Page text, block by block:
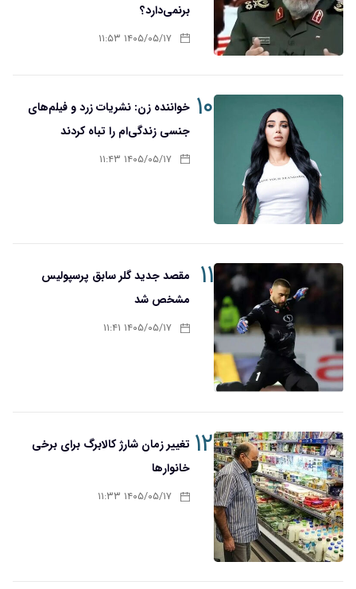
برنمی‌دارد؟
۱۴۰۵/۰۵/۱۷ ۱۱:۵۳
۱۰ خواننده زن: نشریات زرد و فیلم‌های
جنسی زندگی‌ام را تباه کردند
۱۴۰۵/۰۵/۱۷ ۱۱:۴۳
۱۱
مقصد جدید گلر سابق پرسپولیس
مشخص شد
۱۴۰۵/۰۵/۱۷ ۱۱:۴۱
۱۲ تغییر زمان شارژ کالابرگ برای برخی
خانوارها
۱۴۰۵/۰۵/۱۷ ۱۱:۳۳